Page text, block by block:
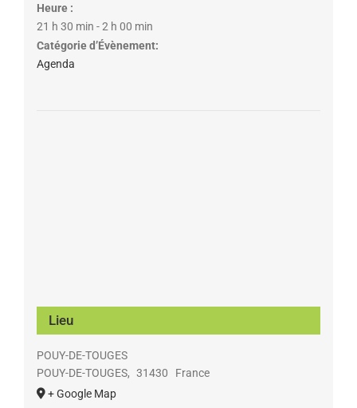
Heure :
21 h 30 min - 2 h 00 min
Catégorie d’Évènement:
Agenda
Lieu
POUY-DE-TOUGES
POUY-DE-TOUGES, 31430
France
+ Google Map